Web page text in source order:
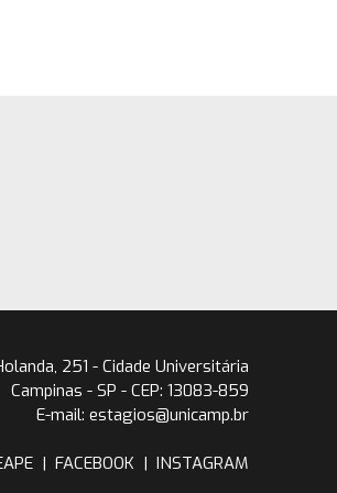
251 - Cidade Universitária
Campinas - SP - CEP: 13083-859
E-mail: estagios@unicamp.br
| FACEBOOK | INSTAGRAM